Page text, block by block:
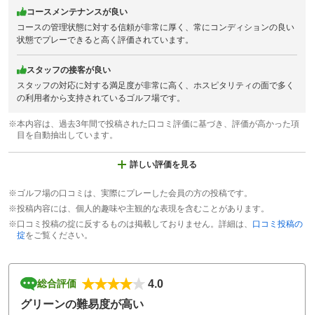
コースメンテナンスが良い
コースの管理状態に対する信頼が非常に厚く、常にコンディションの良い
状態でプレーできると高く評価されています。
スタッフの接客が良い
スタッフの対応に対する満足度が非常に高く、ホスピタリティの面で多く
の利用者から支持されているゴルフ場です。
※本内容は、過去3年間で投稿された口コミ評価に基づき、評価が高かった項
目を自動抽出しています。
詳しい評価を見る
※ゴルフ場の口コミは、実際にプレーした会員の方の投稿です。
※投稿内容には、個人的趣味や主観的な表現を含むことがあります。
※口コミ投稿の掟に反するものは掲載しておりません。詳細は、 口コミ投稿の
掟をご覧ください。
総合評価
4.0
グリーンの難易度が高い